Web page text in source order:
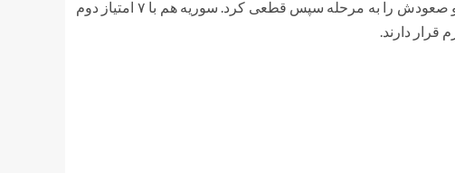
به این ترتیب در جدول رده بندی گروه B ژاپن ۱۲ امتیازی شد و صعودش را به مرحله سپس قطعی کرد. سوریه هم با ۷ امتیاز دوم